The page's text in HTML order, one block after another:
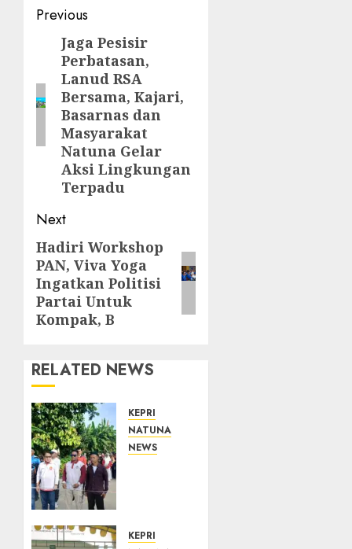
Post
navigation
Previous
Previous
post:
Jaga Pesisir
Perbatasan,
Lanud RSA
Bersama, Kajari,
Basarnas dan
Masyarakat
Natuna Gelar
Aksi Lingkungan
Terpadu
Next
Next
post:
Hadiri Workshop
PAN, Viva Yoga
Ingatkan Politisi
Partai Untuk
Kompak, B
RELATED NEWS
KEPRI
NATUNA
NEWS
Selading,
KEPRI